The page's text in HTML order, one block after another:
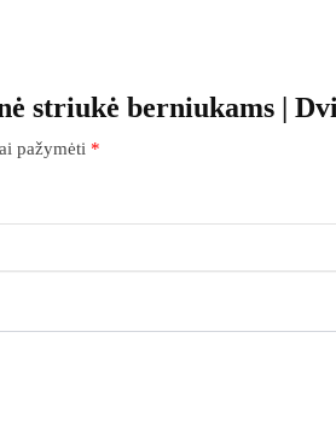
striukė berniukams |
pažymėti *